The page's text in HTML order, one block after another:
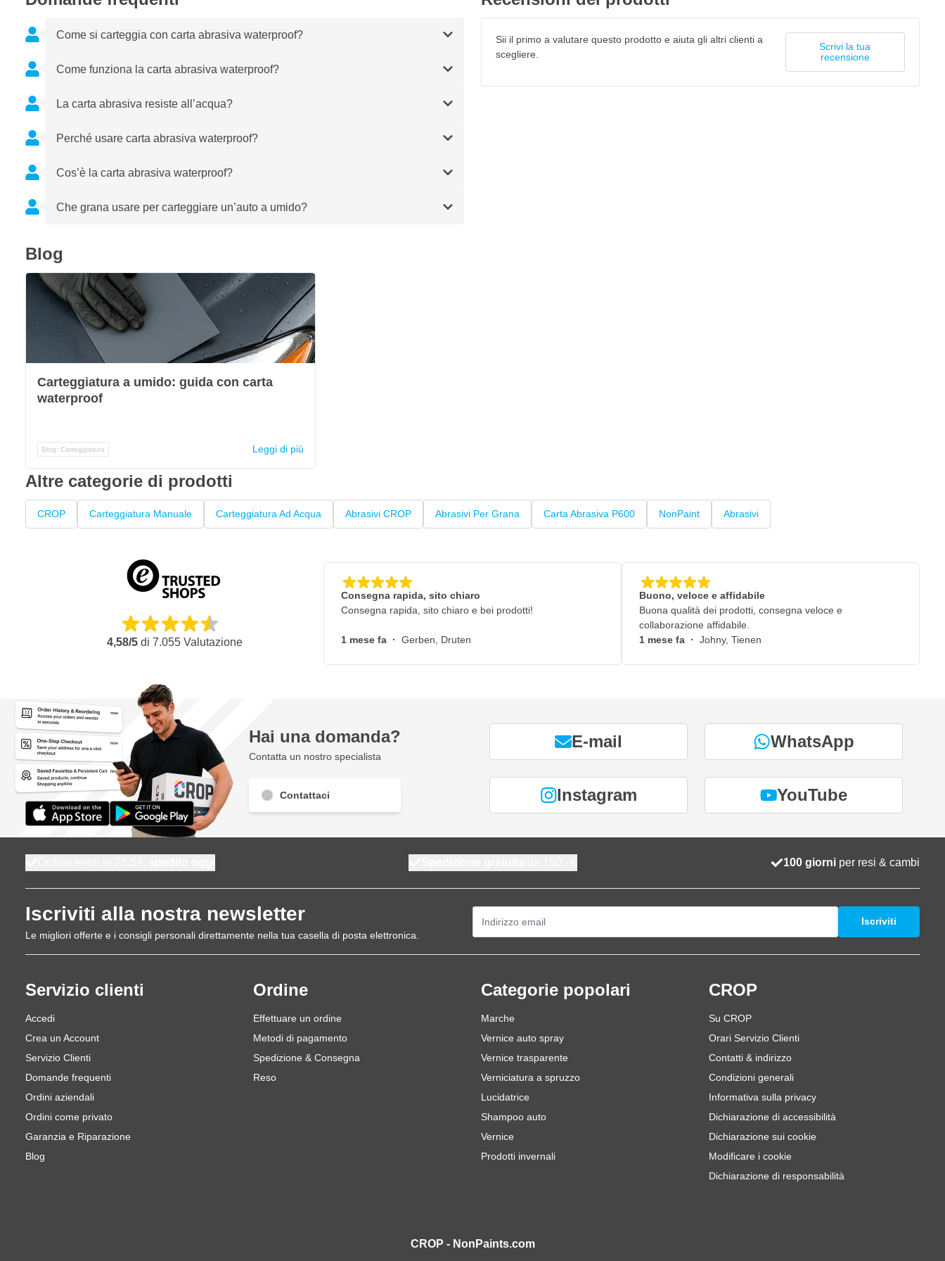
Come si carteggia con carta abrasiva waterproof?
Come funziona la carta abrasiva waterproof?
La carta abrasiva resiste all’acqua?
Perché usare carta abrasiva waterproof?
Cos’è la carta abrasiva waterproof?
Che grana usare per carteggiare un’auto a umido?
Sii il primo a valutare questo prodotto e aiuta gli altri clienti a
scegliere.
Scrivi la tua
recensione
Blog
Carteggiatura a umido: guida con carta
waterproof
Blog: Carteggiatura Leggi di più
Altre categorie di prodotti
CROP Carteggiatura Manuale Carteggiatura Ad Acqua Abrasivi CROP Abrasivi Per Grana Carta Abrasiva P600 NonPaint Abrasivi
4,58/5di 7.055Valutazione
Consegna rapida, sito chiaro
Consegna rapida, sito chiaro e bei prodotti!
1 mese fa · Gerben, Druten
Buono, veloce e affidabile
Buona qualità dei prodotti, consegna veloce e
collaborazione affidabile.
1 mese fa · Johny, Tienen
Hai una domanda?
Contatta un nostro specialista
Contattaci
E-mail WhatsApp
Instagram YouTube
100 giorni per resi & cambi
Iscriviti alla nostra newsletter
Le migliori offerte e i consigli personali direttamente nella tua casella di posta elettronica.
Iscriviti
Servizio clienti
Accedi
Crea un Account
Servizio Clienti
Domande frequenti
Ordini aziendali
Ordini come privato
Garanzia e Riparazione
Blog
Ordine
Effettuare un ordine
Metodi di pagamento
Spedizione & Consegna
Reso
Categorie popolari
Marche
Vernice auto spray
Vernice trasparente
Verniciatura a spruzzo
Lucidatrice
Shampoo auto
Vernice
Prodotti invernali
CROP
Su CROP
Orari Servizio Clienti
Contatti & indirizzo
Condizioni generali
Informativa sulla privacy
Dichiarazione di accessibilità
Dichiarazione sui cookie
Modificare i cookie
Dichiarazione di responsabilità
CROP - NonPaints.com